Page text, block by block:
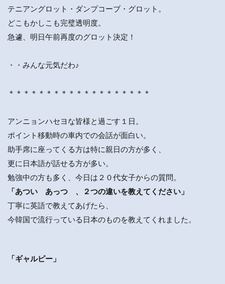
テニアングロット・ダンプコーブ・グロット。
どこもかしこも完璧透明度。
急遽、明日午前再度のグロット決定！
・・みんな元気だわ♪
＊＊＊＊＊＊＊＊＊＊＊＊＊＊＊＊＊＊＊
アンニョンハセヨな皆様と過ごす１日。
ポイント移動時の車内での会話が面白い。
助手席に座ってくる方は特に親日の方が多く、
更に日本語が話せる方が多い。
勉強中の方も多く、今日は２０代女子からの質問。
「あつい あっつ 、２つの違いを教えてください」
丁寧に英語で教えてあげたら、
今韓国で流行っている日本のものを教えてくれました。
「ギャルピー」